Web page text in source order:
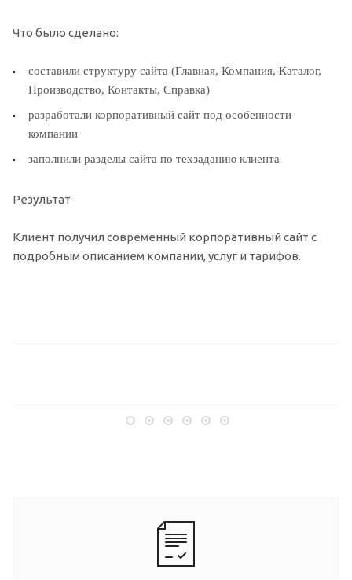
Что было сделано:
составили структуру сайта (Главная, Компания, Каталог,
Производство, Контакты, Справка)
разработали корпоративный сайт под особенности
компании
заполнили разделы сайта по техзаданию клиента
Результат
Клиент получил современный корпоративный сайт с
подробным описанием компании, услуг и тарифов.